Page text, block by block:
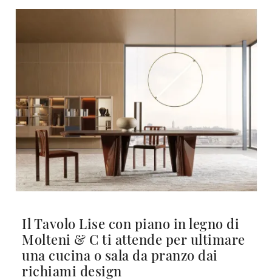
Il Tavolo Lise con piano in legno di
Molteni & C ti attende per ultimare
una cucina o sala da pranzo dai
richiami design